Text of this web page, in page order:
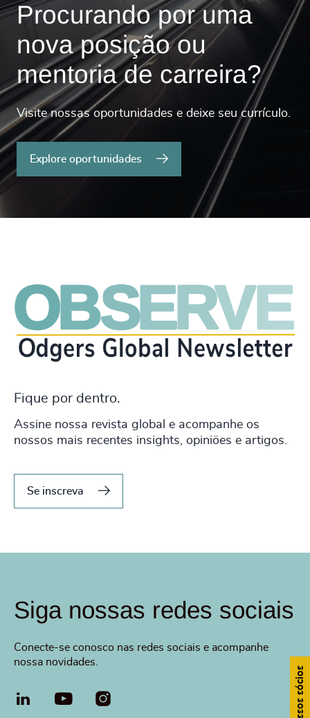
Procurando por uma
nova posição ou
mentoria de carreira?
Visite nossas oportunidades e deixe seu currículo.
Explore oportunidades
Fique por dentro.
Assine nossa revista global e acompanhe os
nossos mais recentes insights, opiniöes e artigos.
Se inscreva
Siga nossas redes sociais
Conecte-se conosco nas redes sociais e acompanhe
nossa novidades.
LinkedIn Youtube